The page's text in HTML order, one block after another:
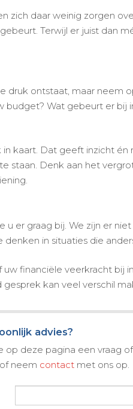
zich daar weinig zorgen
Terwijl er juist dan
druk ontstaat, maar neem
budget? Wat gebeurt er bij
kaart. Dat geeft inzicht én
staan. Denk aan het
u er graag bij. We zijn er
in situaties die
financiële veerkracht bij
kan veel verschil
advies?
deze pagina een vraag
neem contact met ons op.